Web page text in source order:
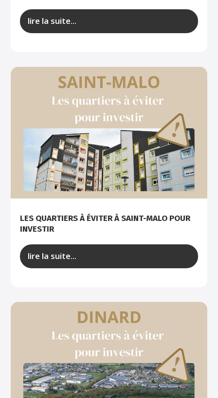
lire la suite...
LES QUARTIERS À ÉVITER À SAINT-MALO POUR
INVESTIR
lire la suite...